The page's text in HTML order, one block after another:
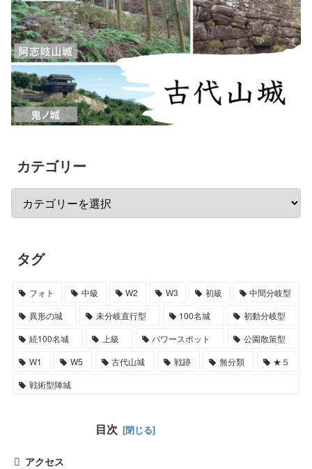
カテゴリー
タグ
フォト 中級 W2 W3 初級
中間分岐型
異形の城
未分岐直行型 100名城
初動分岐型
続100名城
上級 パワースポット
公園散策型
W1
W5 古代山城 戦跡 無分類
★５
戦術型陣城
目次
アクセス